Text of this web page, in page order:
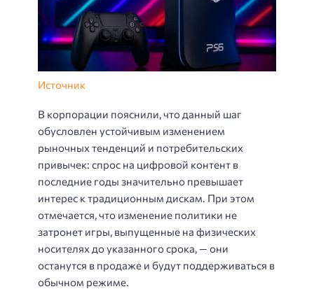
Источник
В корпорации пояснили, что данный шаг
обусловлен устойчивым изменением
рыночных тенденций и потребительских
привычек: спрос на цифровой контент в
последние годы значительно превышает
интерес к традиционным дискам. При этом
отмечается, что изменение политики не
затронет игры, выпущенные на физических
носителях до указанного срока, — они
останутся в продаже и будут поддерживаться в
обычном режиме.